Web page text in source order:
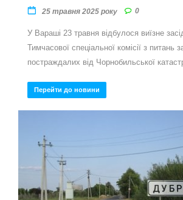
25 травня 2025 року 0
У Вараші 23 травня відбулося виїзне
Тимчасової спеціальної комісії з питань
постраждалих від Чорнобильської
Перейти до новини